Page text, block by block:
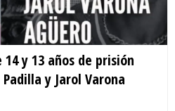
y 13 años de prisión
y Jarol Varona